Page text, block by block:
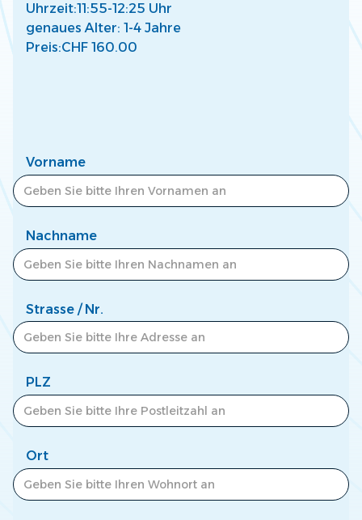
Zum Newscenter >
Uhrzeit:11:55-12:25 Uhr
genaues Alter: 1-4 Jahre
Preis:CHF 160.00
Vorname
Nachname
Strasse / Nr.
PLZ
Ort